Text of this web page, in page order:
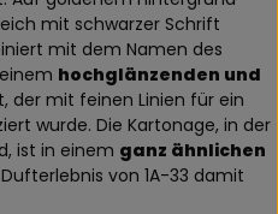
mit schwarzer Schrift
mit dem Namen des
hochglänzenden und
der mit feinen Linien für ein
wurde. Die Kartonage, in der
ist in einem ganz ähnlichen
von 1A-33 damit